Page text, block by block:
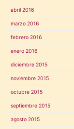
abril 2016
marzo 2016
febrero 2016
enero 2016
diciembre 2015
noviembre 2015
octubre 2015
septiembre 2015
agosto 2015